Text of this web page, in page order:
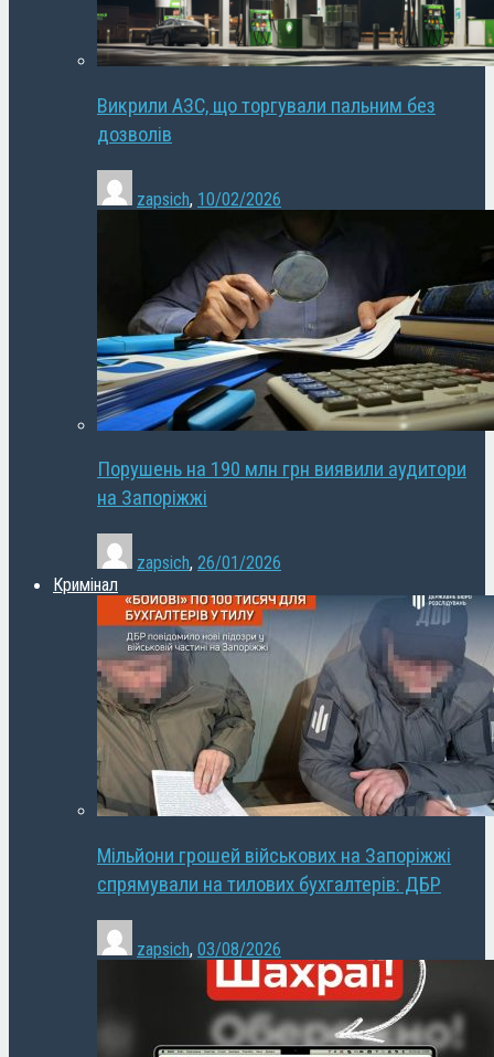
Викрили АЗС, що торгували пальним без
дозволів
zapsich, 10/02/2026
Порушень на 190 млн грн виявили аудитори
на Запоріжжі
zapsich, 26/01/2026
Кримінал
Мільйони грошей військових на Запоріжжі
спрямували на тилових бухгалтерів: ДБР
zapsich, 03/08/2026